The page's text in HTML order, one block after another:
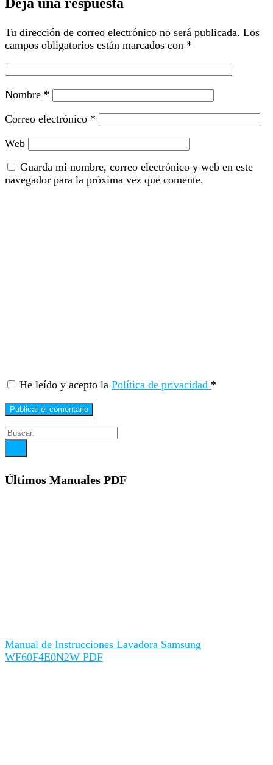
Deja una respuesta
Tu dirección de correo electrónico no será publicada. Los
campos obligatorios están marcados con *
Nombre *
Correo electrónico *
Web
Guarda mi nombre, correo electrónico y web en este
navegador para la próxima vez que comente.
He leído y acepto la Política de privacidad *
Últimos Manuales PDF
Manual de Instrucciones Lavadora Samsung
WF60F4E0N2W PDF